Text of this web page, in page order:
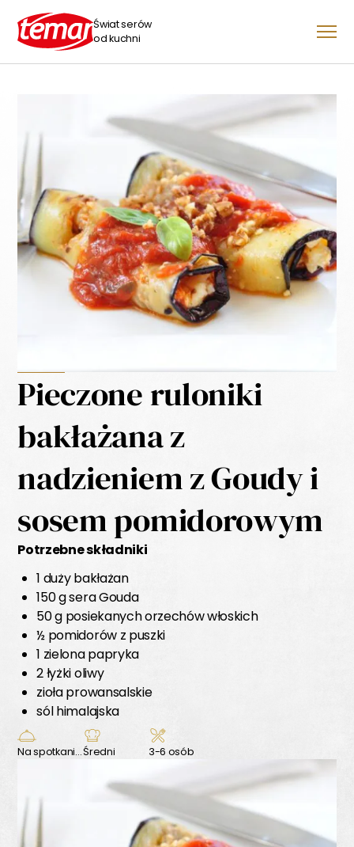
Świat serów
od kuchni
Pieczone ruloniki
bakłażana z
nadzieniem z Goudy i
sosem pomidorowym
Potrzebne składniki
1 duży bakłażan
150 g sera Gouda
50 g posiekanych orzechów włoskich
½ pomidorów z puszki
1 zielona papryka
2 łyżki oliwy
zioła prowansalskie
sól himalajska
Na spotkanie z przyjaciółmiŚredni 3-6 osób